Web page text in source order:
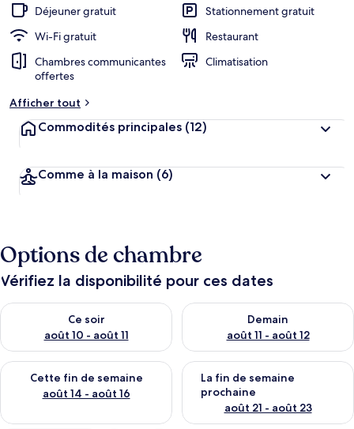
Déjeuner gratuit
Stationnement gratuit
Wi-Fi gratuit
Restaurant
Chambres communicantes
offertes
Climatisation
Afficher tout
Commodités principales (12)
Comme à la maison (6)
Options de chambre
Vérifiez la disponibilité pour ces dates
Ce soir
août 10 - août 11
Vérifier la disponibilité pour ce soir août 10 - août 11
Demain
août 11 - août 12
Vérifier la disponibilité pour
Cette fin de semaine
août 14 - août 16
Vérifier la disponibilité pour cette fin de semaine août 14 -
La fin de semaine
prochaine
août 21 - août 23
Vérifier la disponibilité pour